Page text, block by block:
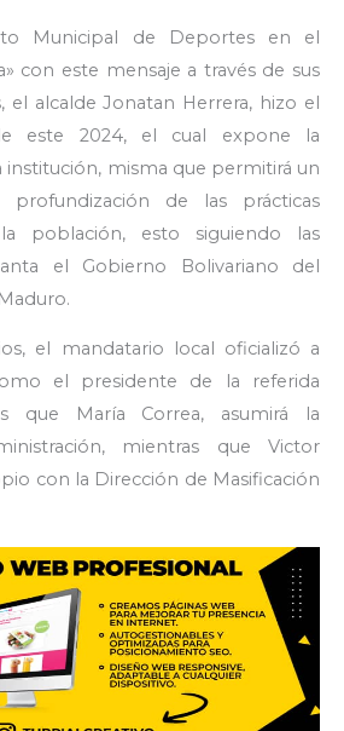
Municipal de Deportes en el
con este mensaje a través de sus
el alcalde Jonatan Herrera, hizo el
este 2024, el cual expone la
institución, misma que permitirá un
de las prácticas
población, esto siguiendo las
el Gobierno Bolivariano del
el mandatario local oficializó a
el presidente de la referida
que María Correa, asumirá la
mientras que Victor
con la Dirección de Masificación